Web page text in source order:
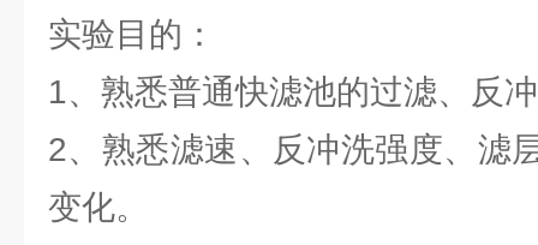
实验目的：
1、熟悉普通快滤池的过滤、反
2、熟悉滤速、反冲洗强度、滤
变化。